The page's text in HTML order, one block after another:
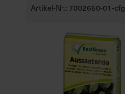
Artikel-Nr.: 7002650-01-cfg